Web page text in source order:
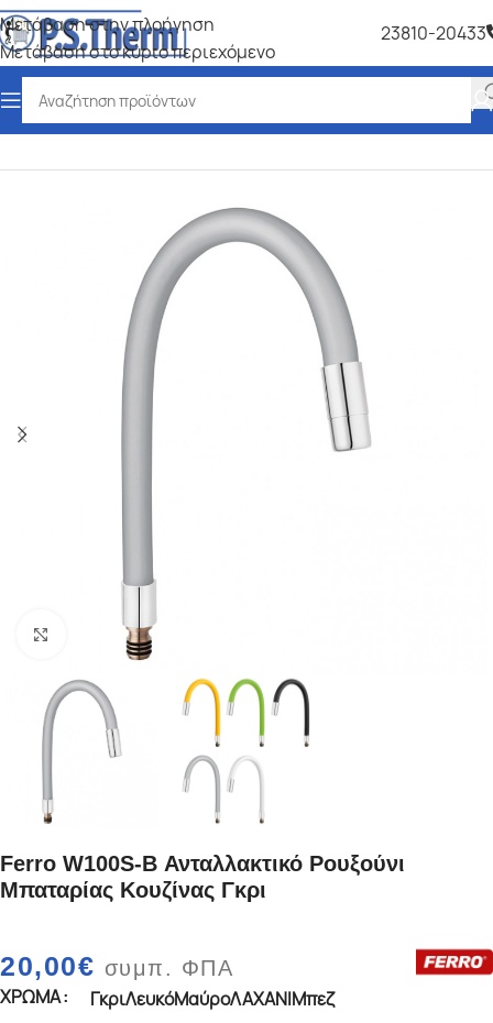
Μετάβαση στην πλοήγηση
Μετάβαση στο κύριο περιεχόμενο
23810-20433
Αρχική σελίδα/Ύδρευση-Αποχέτευση
Κάντε κλικ για μεγέθυνση
Ferro W100S-B Ανταλλακτικό Ρουξούνι
Μπαταρίας Κουζίνας Γκρι
20,00€ συμπ. ΦΠΑ
ΧΡΏΜΑ
ΓκριΛευκόΜαύροΛΑΧΑΝΙΜπεζ